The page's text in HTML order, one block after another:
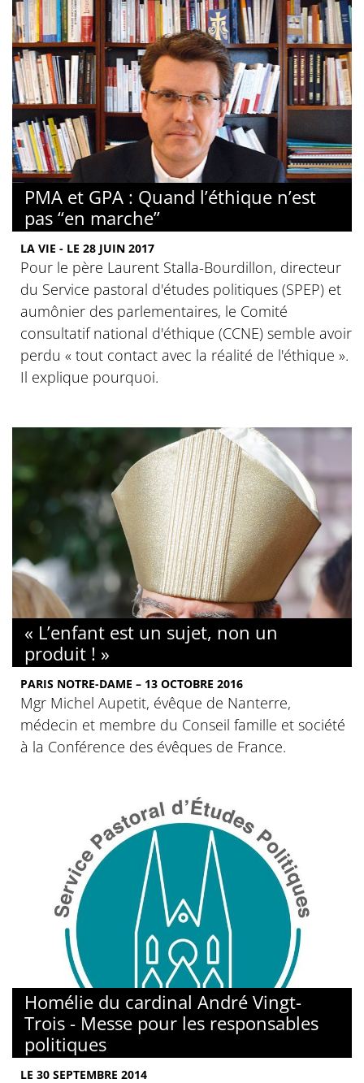
PMA et GPA : Quand l’éthique n’est
pas “en marche”
LA VIE - LE 28 JUIN 2017
Pour le père Laurent Stalla-Bourdillon, directeur
du Service pastoral d'études politiques (SPEP) et
aumônier des parlementaires, le Comité
consultatif national d'éthique (CCNE) semble avoir
perdu « tout contact avec la réalité de l'éthique ».
Il explique pourquoi.
« L’enfant est un sujet, non un
produit ! »
PARIS NOTRE-DAME – 13 OCTOBRE 2016
Mgr Michel Aupetit, évêque de Nanterre,
médecin et membre du Conseil famille et société
à la Conférence des évêques de France.
Homélie du cardinal André Vingt-
Trois - Messe pour les responsables
politiques
LE 30 SEPTEMBRE 2014